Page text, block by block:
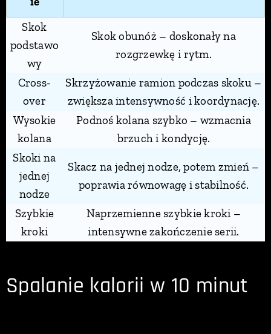
Skok
podstawo
wy
Skok obunóż – doskonały na
rozgrzewkę i rytm.
Cross-
over
Skrzyżowanie ramion podczas skoku –
zwiększa intensywność i koordynację.
Wysokie
kolana
Podnoś kolana szybko – wzmacnia
brzuch i kondycję.
Skoki na
jednej
nodze
Skacz na jednej nodze, potem zmień –
poprawia równowagę i stabilność.
Szybkie
kroki
Naprzemienne szybkie kroki –
intensywne zakończenie serii.
Spalanie kalorii w 10 minut